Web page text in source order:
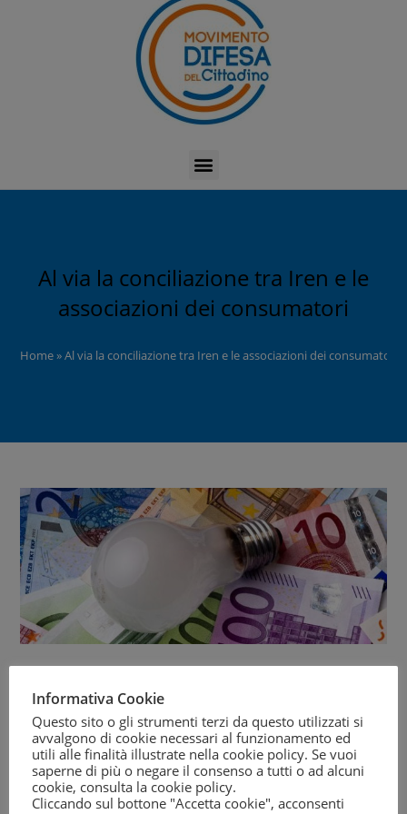
Al via la conciliazione tra Iren e le
associazioni dei consumatori
Home»Al via la conciliazione tra Iren e le associazioni dei consumatori
Confconsumatori, Federconsumatori
del Cittadino, hanno sottoscritto un protocollo di
conciliazione,per gestire l’eventuale contenzioso che
dovesse sorgere con i Clienti intestatari di utenze
domestiche e non domestiche nei settori gas, energia e
idrico.
Informativa Cookie
Questo sito o gli strumenti terzi da questo utilizzati si
avvalgono di cookie necessari al funzionamento ed
utili alle finalità illustrate nella cookie policy. Se vuoi
saperne di più o negare il consenso a tutti o ad alcuni
cookie, consulta la cookie policy.
Cliccando sul bottone "Accetta cookie", acconsenti